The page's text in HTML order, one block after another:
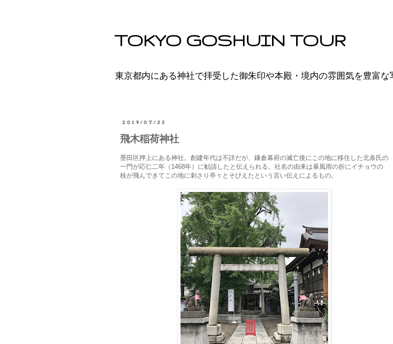
TOKYO GOSHUIN TOUR
東京都内にある神社で拝受した御朱印や本殿・境内の雰囲気を豊富な
2019/07/23
飛木稲荷神社
墨田区押上にある神社。創建年代は不詳だが、鎌倉幕府の滅亡後にこの地に移住した北条氏の
一門が応仁二年（1468年）に勧請したと伝えられる。社名の由来は暴風雨の折にイチョウの
枝が飛んできてこの地に刺さり亭々とそびえたという言い伝えによるもの。